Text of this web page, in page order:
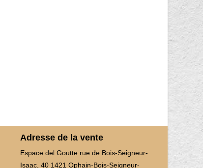
Adresse de la vente
Espace del Goutte rue de Bois-Seigneur-
Isaac, 40 1421 Ophain-Bois-Seigneur-